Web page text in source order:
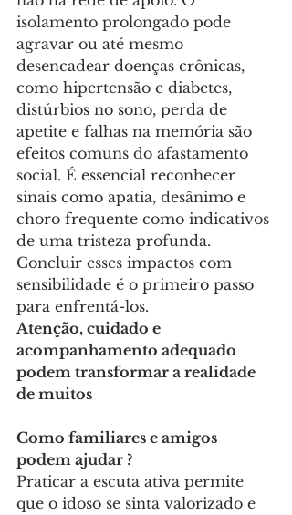
isolamento prolongado pode
agravar ou até mesmo
desencadear doenças crônicas,
como hipertensão e diabetes,
distúrbios no sono, perda de
apetite e falhas na memória são
efeitos comuns do afastamento
social. É essencial reconhecer
sinais como apatia, desânimo e
choro frequente como indicativos
de uma tristeza profunda.
Concluir esses impactos com
sensibilidade é o primeiro passo
para enfrentá-los.
Atenção, cuidado e
acompanhamento adequado
podem transformar a realidade
de muitos
Como familiares e amigos
podem ajudar ?
Praticar a escuta ativa permite
que o idoso se sinta valorizado e